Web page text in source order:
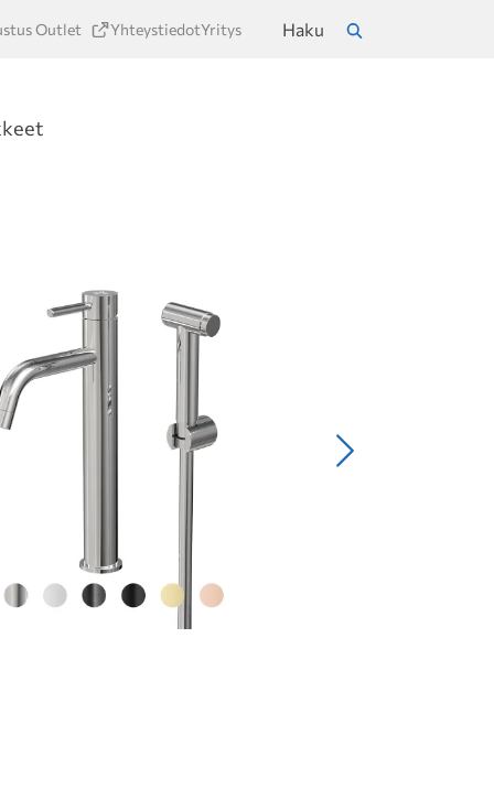
Outlet YhteystiedotYritys
Haku
Seuraava